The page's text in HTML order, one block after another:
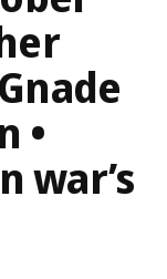
•
war’s